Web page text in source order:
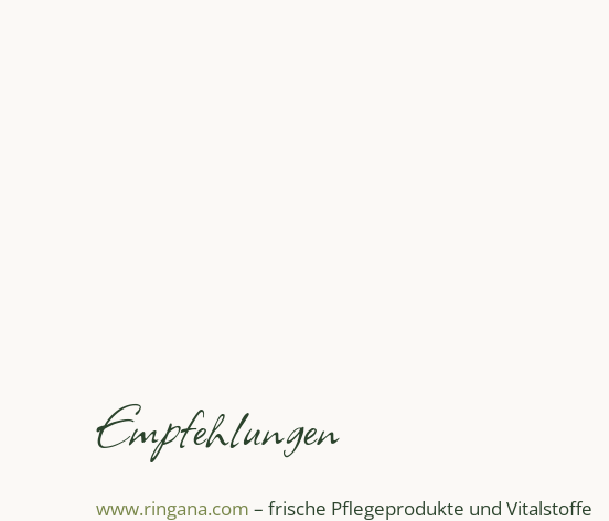
Empfehlungen
www.ringana.com – frische Pflegeprodukte und Vitalstoffe